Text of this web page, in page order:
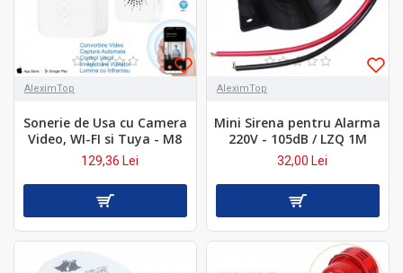
AleximTop
Sonerie de Usa cu Camera
Video, WI-FI si Tuya - M8
129,36 Lei
AleximTop
Mini Sirena pentru Alarma
220V - 105dB / LZQ 1M
32,00 Lei